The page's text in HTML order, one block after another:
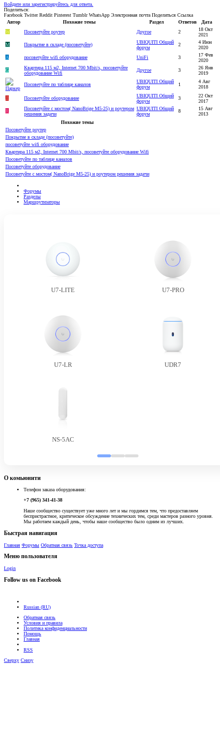
Войдите или зарегистрируйтесь для ответа.
Поделиться:
Facebook Twitter Reddit Pinterest Tumblr WhatsApp Электронная почта Поделиться Ссылка
Автор
Похожие темы Раздел Ответов
Дата
W
Посоветуйте роутер Другое 2
18 Окт
2021
M
Покрытие в складе (посоветуйте)
UBIQUITI Общий
форум
2
4 Июн
2020
A
посоветуйте wifi оборудование UniFi 3
17 Фев
2020
G
Квартира 115 м2, Internet 700 Mbit/s, посоветуйте
оборудование Wifi
Другое 3
26 Янв
2019
Посоветуйте по таблице каналов
UBIQUITI Общий
форум
1
4 Авг
2018
Д Посоветуйте оборудование
UBIQUITI Общий
форум
3
22 Окт
2017
R
Посоветуйте с мостом( NanoBrige M5-25) и роутером
решения задачи
UBIQUITI Общий
форум
8
15 Авг
2013
Похожие темы
Посоветуйте роутер
Покрытие в складе (посоветуйте)
посоветуйте wifi оборудование
Квартира 115 м2, Internet 700 Mbit/s, посоветуйте оборудование Wifi
Посоветуйте по таблице каналов
Посоветуйте оборудование
Посоветуйте с мостом( NanoBrige M5-25) и роутером решения задачи
Форумы
Разделы
Маршрутизаторы
U7-LITE U7-PRO
U7-LR UDR7
NS-5AC
О комьюнити
Телефон заказа оборудования:
+7 (965) 341-41-38
Наше сообщество существует уже много лет и мы гордимся тем, что предоставляем
беспристрастное, критическое обсуждение технических тем, среди мастеров разного уровня.
Мы работаем каждый день, чтобы наше сообщество было одним из лучших.
Быстрая навигация
Главная Форумы Обратная связь Точка доступа
Меню пользователя
Login
Follow us on Facebook
Russian (RU)
Обратная связь
Условия и правила
Политика конфиденциальности
Помощь
Главная
RSS
Сверху Снизу